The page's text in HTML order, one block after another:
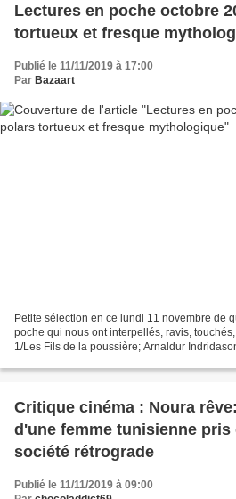
Lectures en poche octobre
tortueux et fresque
Publié le 11/11/2019 à 17:00
Par Bazaart
Petite sélection en ce lundi 11 novembre de
poche qui nous ont interpellés, ravis,
1/Les Fils de la poussière; Arnaldur
Critique cinéma : Noura
d'une femme tunisienne pris
société rétrograde
Publié le 11/11/2019 à 09:00